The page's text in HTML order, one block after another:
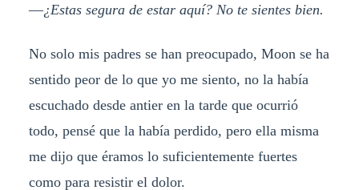
—¿Estas segura de estar aquí? No te sientes bien.
No solo mis padres se han preocupado, Moon se ha
sentido peor de lo que yo me siento, no la había
escuchado desde antier en la tarde que ocurrió
todo, pensé que la había perdido, pero ella misma
me dijo que éramos lo suficientemente fuertes
como para resistir el dolor.